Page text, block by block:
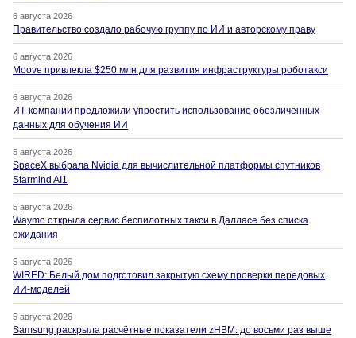
6 августа 2026
Правительство создало рабочую группу по ИИ и авторскому праву
6 августа 2026
Moove привлекла $250 млн для развития инфраструктуры роботакси
6 августа 2026
ИТ-компании предложили упростить использование обезличенных
данных для обучения ИИ
5 августа 2026
SpaceX выбрала Nvidia для вычислительной платформы спутников
Starmind AI1
5 августа 2026
Waymo открыла сервис беспилотных такси в Далласе без списка
ожидания
5 августа 2026
WIRED: Белый дом подготовил закрытую схему проверки передовых
ИИ-моделей
5 августа 2026
Samsung раскрыла расчётные показатели zHBM: до восьми раз выше